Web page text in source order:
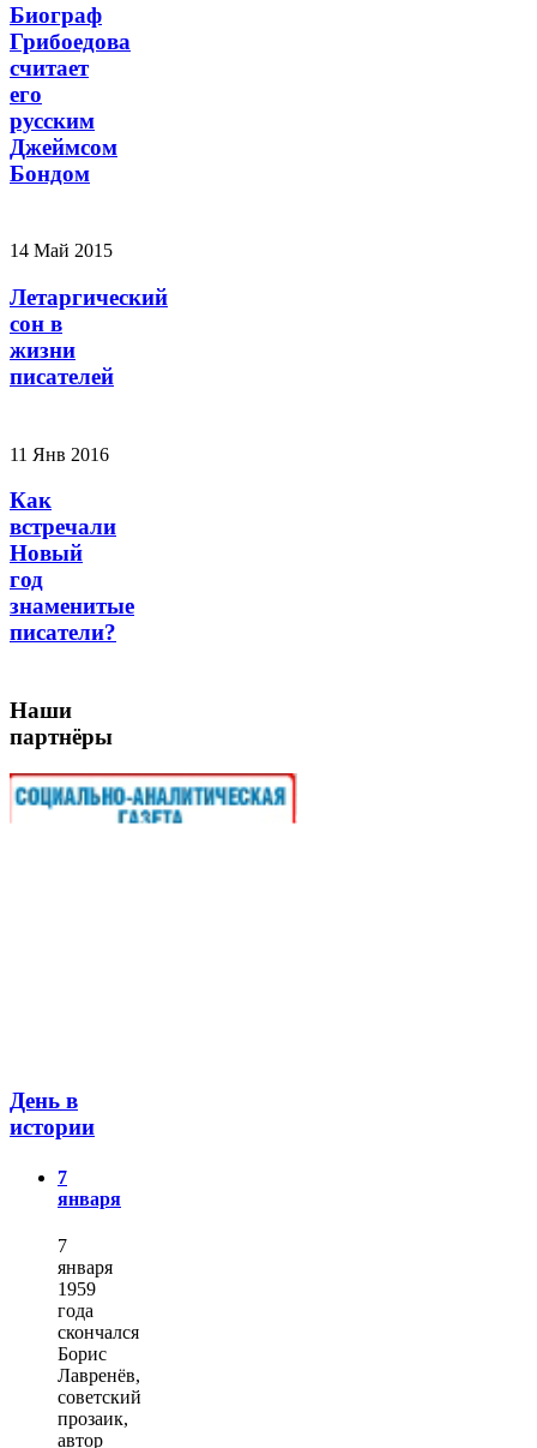
Биограф
Грибоедова
считает
его
русским
Джеймсом
Бондом
14 Май 2015
Летаргический
сон в
жизни
писателей
11 Янв 2016
Как
встречали
Новый
год
знаменитые
писатели?
Наши
партнёры
День в
истории
7
января
7
января
1959
года
скончался
Борис
Лавренёв,
советский
прозаик,
автор